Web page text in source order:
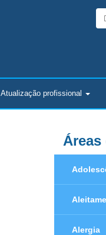
Atualizaçãoprofissional
Áreas
Alergia